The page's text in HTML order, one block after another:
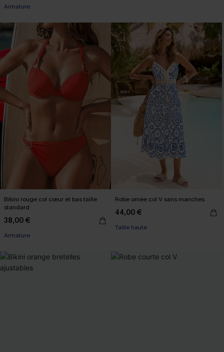
Armature
Bikini rouge col cœur et bas taille
standard
38,00 €
Armature
Robe ornée col V sans manches
44,00 €
Taille haute